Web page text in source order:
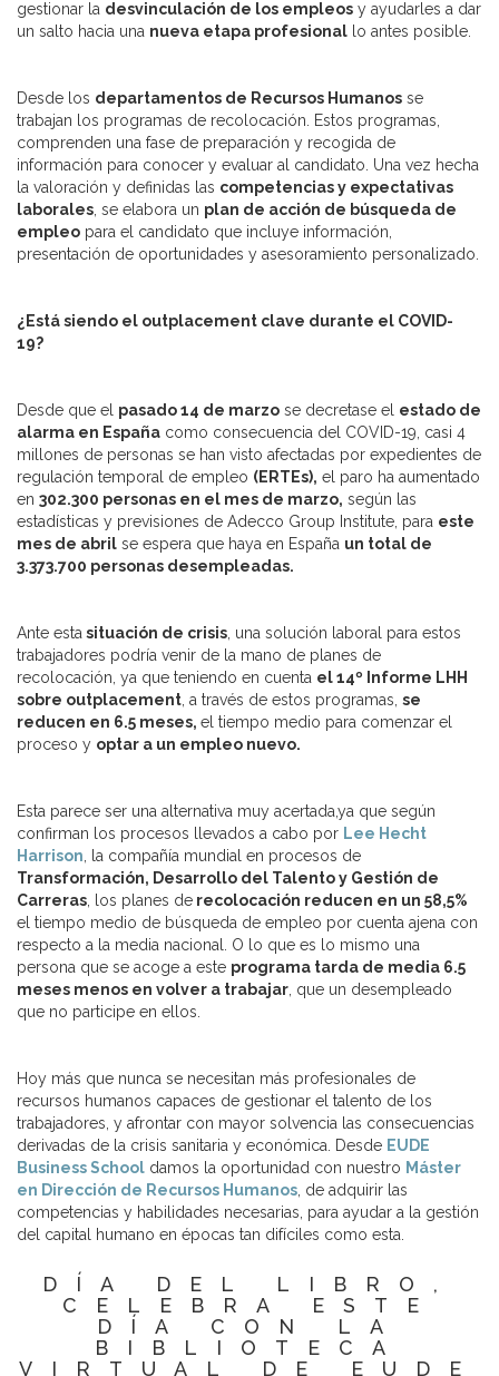
gestionar la desvinculación de los empleos y ayudarles a dar
un salto hacia una nueva etapa profesional lo antes posible.
Desde los departamentos de Recursos Humanos se
trabajan los programas de recolocación. Estos programas,
comprenden una fase de preparación y recogida de
información para conocer y evaluar al candidato. Una vez hecha
la valoración y definidas las competencias y expectativas
laborales, se elabora un plan de acción de búsqueda de
empleo para el candidato que incluye información,
presentación de oportunidades y asesoramiento personalizado.
¿Está siendo el outplacement clave durante el COVID-
19?
Desde que el pasado 14 de marzo se decretase el estado de
alarma en España como consecuencia del COVID-19, casi 4
millones de personas se han visto afectadas por expedientes de
regulación temporal de empleo (ERTEs), el paro ha aumentado
en 302.300 personas en el mes de marzo, según las
estadísticas y previsiones de Adecco Group Institute, para este
mes de abril se espera que haya en España un total de
3.373.700 personas desempleadas.
Ante estasituación de crisis, una solución laboral para estos
trabajadores podría venir de la mano de planes de
recolocación, ya que teniendo en cuenta el 14º Informe LHH
sobre outplacement, a través de estos programas, se
reducen en 6.5 meses, el tiempo medio para comenzar el
proceso y optar a un empleo nuevo.
Esta parece ser una alternativa muy acertada,ya que según
confirman los procesos llevados a cabo por Lee Hecht
Harrison, la compañía mundial en procesos de
Transformación, Desarrollo del Talento y Gestión de
Carreras, los planes de recolocación reducen en un 58,5%
el tiempo medio de búsqueda de empleo por cuenta ajena con
respecto a la media nacional. O lo que es lo mismo una
persona que se acoge a este programa tarda de media 6.5
meses menos en volver a trabajar, que un desempleado
que no participe en ellos.
Hoy más que nunca se necesitan más profesionales de
recursos humanos capaces de gestionar el talento de los
trabajadores, y afrontar con mayor solvencia las consecuencias
derivadas de la crisis sanitaria y económica. Desde EUDE
Business School damos la oportunidad con nuestro Máster
en Dirección de Recursos Humanos, de adquirir las
competencias y habilidades necesarias, para ayudar a la gestión
del capital humano en épocas tan difíciles como esta.
DÍA DEL LIBRO,
CELEBRA ESTE
DÍA CON LA
BIBLIOTECA
VIRTUAL DE EUDE